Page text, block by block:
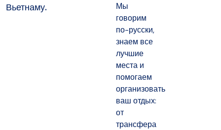
Вьетнаму.
Мы
говорим
по-русски,
знаем все
лучшие
места и
помогаем
организовать
ваш отдых:
от
трансфера